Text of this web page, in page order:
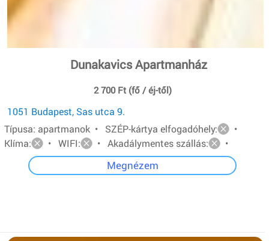
Dunakavics Apartmanház
2 700 Ft (fő / éj-től)
1051 Budapest, Sas utca 9.
Típusa: apartmanok • SZÉP-kártya elfogadóhely:
•
Klíma:
• WIFI: • Akadálymentes szállás: •
Megnézem